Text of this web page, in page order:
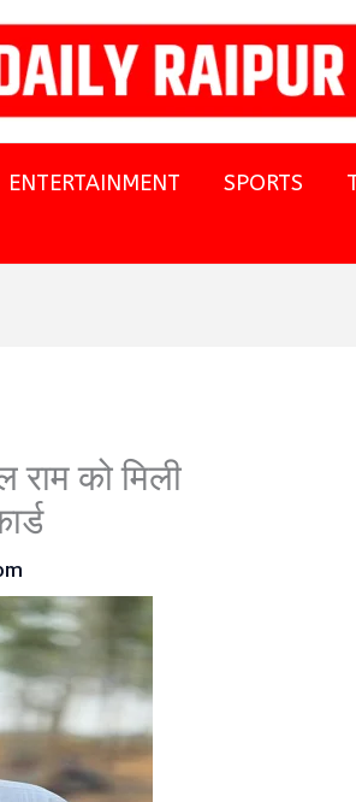
ENTERTAINMENT SPORTS
राम को मिली